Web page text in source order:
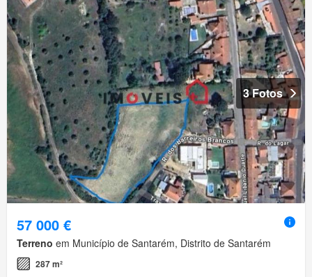
3 Fotos
57 000 €
Terreno em Município de Santarém, Distrito de Santarém
287 m²